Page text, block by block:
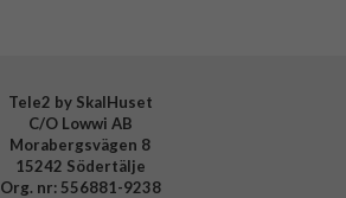
Tele2 by SkalHuset
C/O Lowwi AB
Morabergsvägen 8
15242 Södertälje
Org. nr: 556881-9238